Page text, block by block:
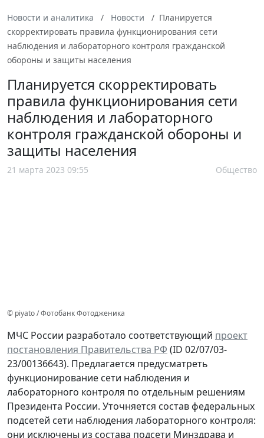
Новости и аналитика Новости
Планируется
скорректировать правила функционирования сети
наблюдения и лабораторного контроля гражданской
обороны и защиты населения
Планируется скорректировать
правила функционирования сети
наблюдения и лабораторного
контроля гражданской обороны и
защиты населения
21 марта 2023 09:55 Общество
© piyato / Фотобанк Фотодженика
МЧС России разработало соответствующий проект
постановления Правительства РФ (ID 02/07/03-
23/00136643). Предлагается предусматреть
функционирование сети наблюдения и
лабораторного контроля по отдельным решениям
Президента России. Уточняется состав федеральных
подсетей сети наблюдения лабораторного контроля:
они исключены из состава подсети Минздрава и